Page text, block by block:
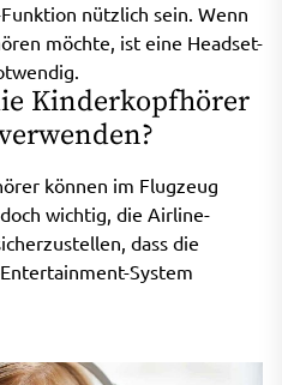
nützlich sein. Wenn
möchte, ist eine Headset-
Kinderkopfhörer
können im Flugzeug
wichtig, die Airline-
dass die
System